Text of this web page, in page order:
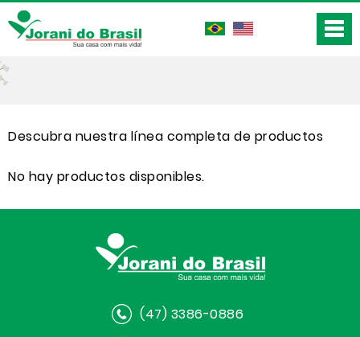
Descubra nuestra línea completa de productos
No hay productos disponibles.
(47) 3386-0886